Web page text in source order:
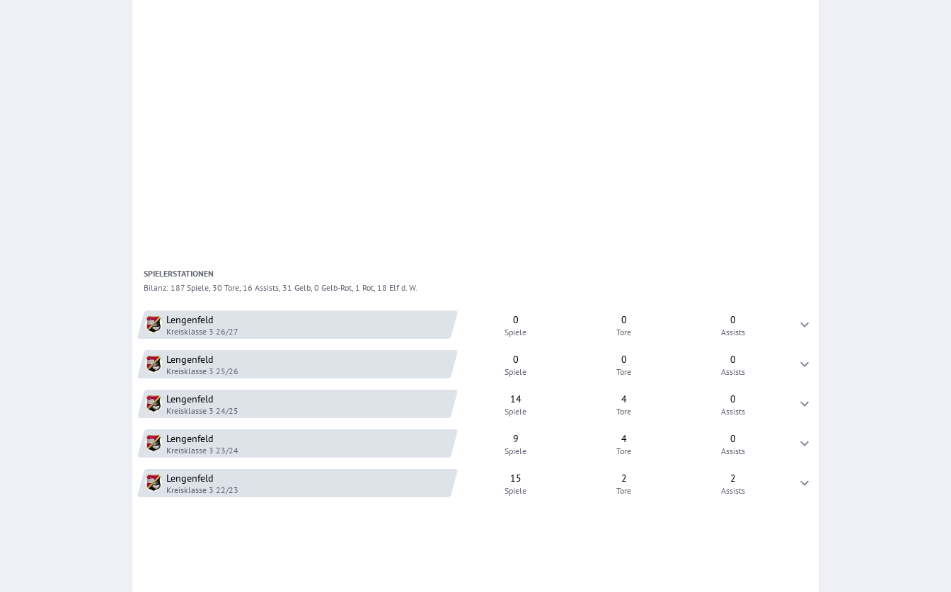
SPIELERSTATIONEN
Bilanz: 187 Spiele, 30 Tore, 16 Assists, 31 Gelb, 0 Gelb-Rot, 1 Rot, 18 Elf d. W.
Lengenfeld
Kreisklasse 3 26/27
0
Spiele
0
Tore
0
Assists
Lengenfeld
Kreisklasse 3 25/26
0
Spiele
0
Tore
0
Assists
Lengenfeld
Kreisklasse 3 24/25
14
Spiele
4
Tore
0
Assists
Lengenfeld
Kreisklasse 3 23/24
9
Spiele
4
Tore
0
Assists
Lengenfeld
Kreisklasse 3 22/23
15
Spiele
2
Tore
2
Assists